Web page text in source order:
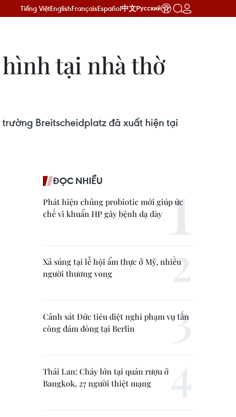
Tiếng ViệtEnglishFrançaisEspañol中文Русский
tại nhà thờ
Breitscheidplatz đã xuất hiện tại
ĐỌC NHIỀU
Phát hiện chủng probiotic mới giúp ức
chế vi khuẩn HP gây bệnh dạ dày
Xả súng tại lễ hội ẩm thực ở Mỹ, nhiều
người thương vong
Cảnh sát Đức tiêu diệt nghi phạm vụ tấn
công đám đông tại Berlin
Thái Lan: Cháy lớn tại quán rượu ở
Bangkok, 27 người thiệt mạng